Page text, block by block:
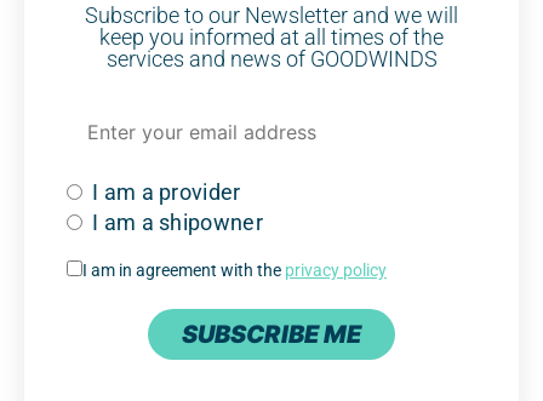
Subscribe to our Newsletter and we will
keep you informed at all times of the
services and news of GOODWINDS
I am a provider
I am a shipowner
I am in agreement with the privacy policy
SUBSCRIBE ME